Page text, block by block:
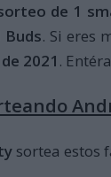
de 1
Buds. Si eres
2021 .
sortea estos